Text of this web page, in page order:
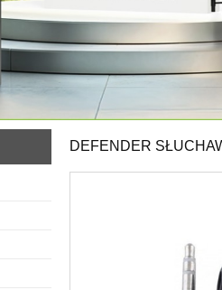
DEFENDER